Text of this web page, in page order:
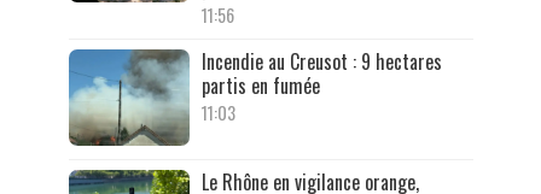
11:56
Incendie au Creusot : 9 hectares
partis en fumée
11:03
Le Rhône en vigilance orange,